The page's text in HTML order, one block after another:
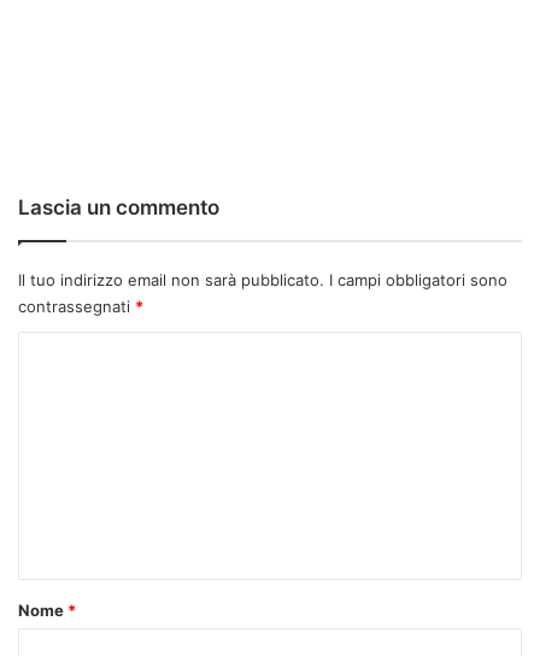
Lascia un commento
Il tuo indirizzo email non sarà pubblicato. I campi obbligatori sono
contrassegnati *
o
Nome *